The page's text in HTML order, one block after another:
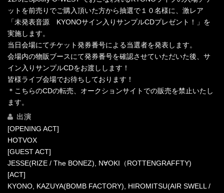
ットを前売りでご購入頂いた方から抽選で１０名様に、激レア
「未発表音源 KYONOサイン入りサンプルCDプレゼント！」を
実施します。
当日会場にてチケット発券番号による当選者を発表します。
会場内の物販ブースにて発券番号を確認させていただいた後、サ
イン入りサンプルCDをお渡しします！
皆様ライブ会場でお待ちしております！
＊こちらのCDの転売、オークションサイトでの販売を禁止いたし
ます。
出演
[OPENING ACT]
HOTVOX
[GUEST ACT]
JESSE(RIZE / The BONEZ), N∀OKI（ROTTENGRAFFTY)
[ACT]
KYONO, KAZUYA(BOMB FACTORY), HIROMITSU(AIR SWELL /